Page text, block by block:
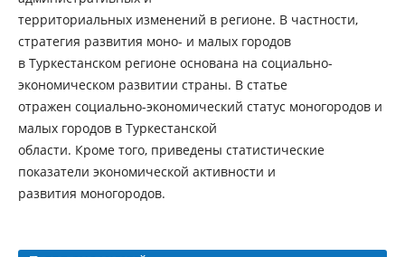
территориальных изменений в регионе. В частности,
стратегия развития моно- и малых городов
в Туркестанском регионе основана на социально-
экономическом развитии страны. В статье
отражен социально-экономический статус моногородов и
малых городов в Туркестанской
области. Кроме того, приведены статистические
показатели экономической активности и
развития моногородов.